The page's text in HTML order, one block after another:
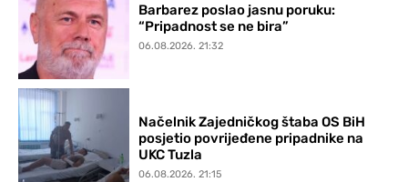
Barbarez poslao jasnu poruku:
“Pripadnost se ne bira”
06.08.2026. 21:32
Načelnik Zajedničkog štaba OS BiH
posjetio povrijeđene pripadnike na
UKC Tuzla
06.08.2026. 21:15